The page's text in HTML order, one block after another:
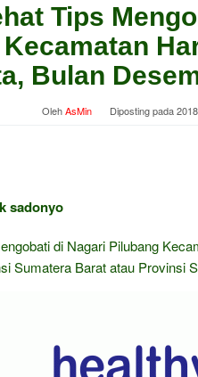
Tips
Bulan
OlehAsMin Diposting pada
sadonyo
di Nagari Pilubang
Sumatera Barat atau Provinsi